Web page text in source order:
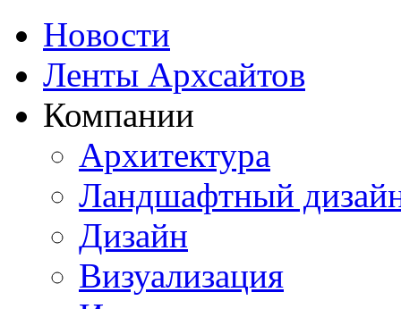
Новости
Ленты Архсайтов
Компании
Архитектура
Ландшафтный
Дизайн
Визуализация